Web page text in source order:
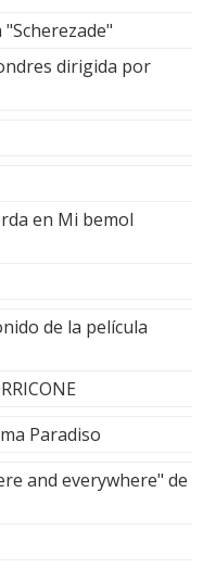
dirigida por
en Mi bemol
de la película
Paradiso
and everywhere" de